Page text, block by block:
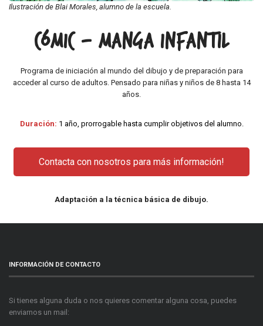
Ilustración de Blai Morales, alumno de la escuela.
Cómic - manga infantil
Programa de iniciación al mundo del dibujo y de preparación para
acceder al curso de adultos. Pensado para niñas y niños de 8 hasta 14
años.
Duración: 1 año, prorrogable hasta cumplir objetivos del alumno.
Contacta con nosotros para más información!
Adaptación a la técnica básica de dibujo.
INFORMACIÓN DE CONTACTO
Si tienes alguna duda o nos quieres comentar alguna cosa, puedes
enviarnos un mail: